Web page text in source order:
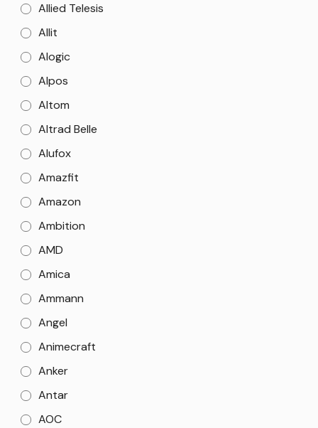
Allied Telesis
Allit
Alogic
Alpos
Altom
Altrad Belle
Alufox
Amazfit
Amazon
Ambition
AMD
Amica
Ammann
Angel
Animecraft
Anker
Antar
AOC